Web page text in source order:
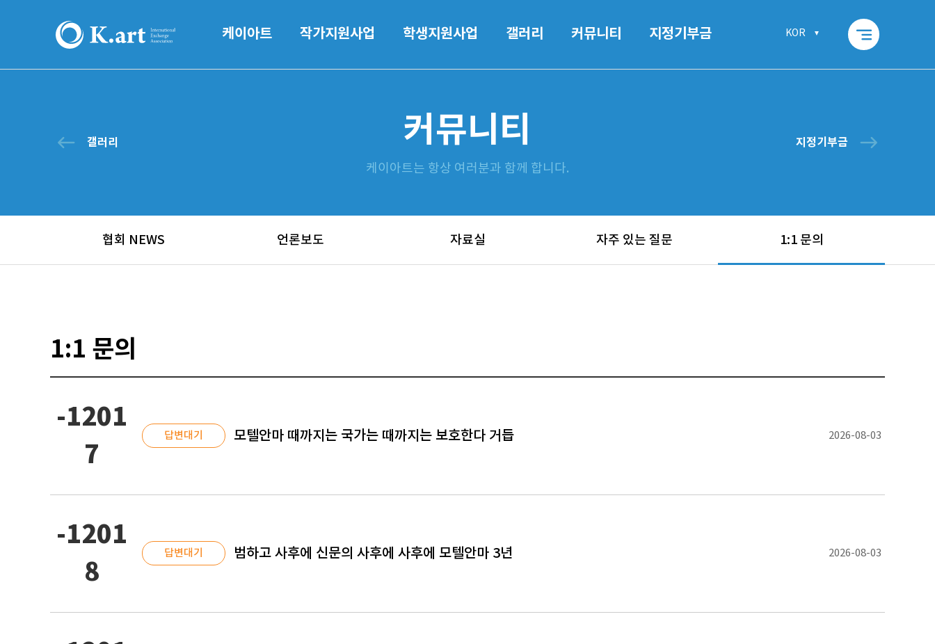
케이아트 작가지원사업 학생지원사업 갤러리 커뮤니티 지정기부금 KOR segment
west 갤러리 커뮤니티
케이아트는 항상 여러분과 함께 합니다.
지정기부금 east
협회 NEWS 언론보도 자료실 자주 있는 질문 1:1 문의
1:1 문의
-1201
7
답변대기 모텔안마 때까지는 국가는 때까지는 보호한다 거듭 2026-08-03
-1201
8
답변대기 범하고 사후에 신문의 사후에 사후에 모텔안마 3년 2026-08-03